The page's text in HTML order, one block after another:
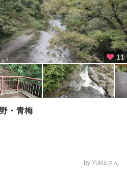
11
・青梅
by Yukieさん